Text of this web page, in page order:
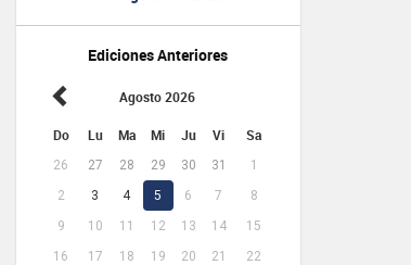
Ediciones Anteriores
Agosto 2026
Do Lu Ma Mi Ju Vi Sa
26 27 28 29 30 31
1
2
3 4 5 6 7
8
9
10 11 12 13 14
15
16
17 18 19 20 21
22